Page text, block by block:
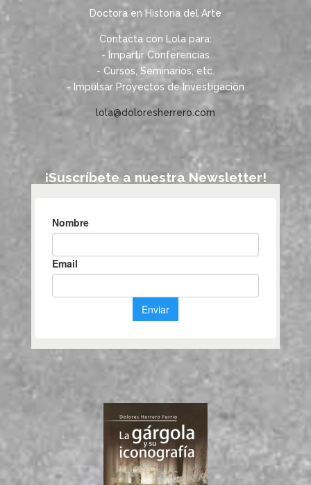
Doctora en Historia del Arte
Contacta con Lola para:
- Impartir Conferencias
- Cursos, Seminarios, etc.
- Impulsar Proyectos de Investigación
lola@doloresherrero.com
¡Suscríbete a nuestra Newsletter!